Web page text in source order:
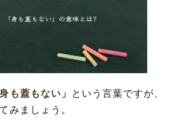
もない」を使った例文・短文(解
ない」の英語と解釈
もない」の類語や類義表現の言い
身も蓋もない」
という言葉ですが、
みましょう。